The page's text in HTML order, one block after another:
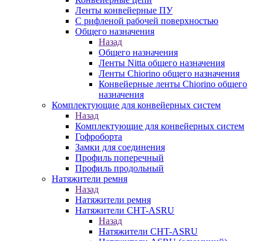
Ленты конвейерные ПУ
С рифленой рабочей поверхностью
Общего назначения
Назад
Общего назначения
Ленты Nitta общего назначения
Ленты Chiorino общего назначения
Конвейерные ленты Chiorino общего
назначения
Комплектующие для конвейерных систем
Назад
Комплектующие для конвейерных систем
Гофроборта
Замки для соединения
Профиль поперечный
Профиль продольный
Натяжители ремня
Назад
Натяжители ремня
Натяжители CHT-ASRU
Назад
Натяжители CHT-ASRU